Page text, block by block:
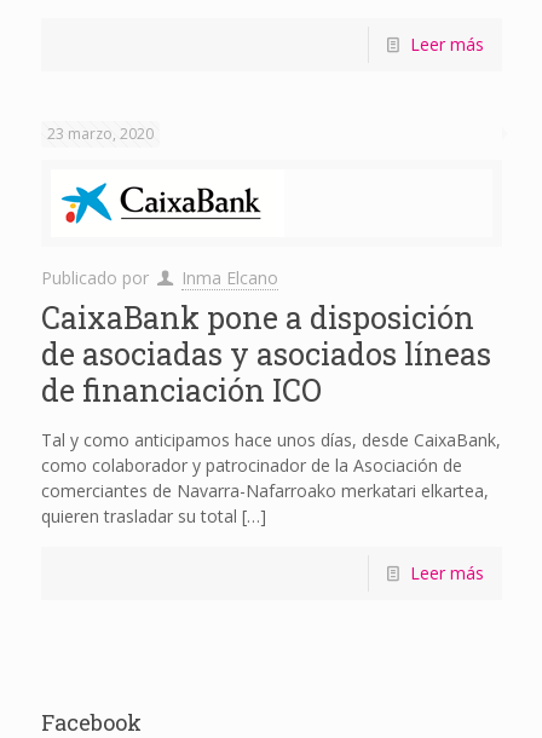
Leer más
23 marzo, 2020
Publicado por Inma Elcano
CaixaBank pone a disposición
de asociadas y asociados líneas
de financiación ICO
Tal y como anticipamos hace unos días, desde CaixaBank,
como colaborador y patrocinador de la Asociación de
comerciantes de Navarra-Nafarroako merkatari elkartea,
quieren trasladar su total […]
Leer más
Facebook